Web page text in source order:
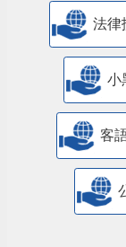
法律
小
客